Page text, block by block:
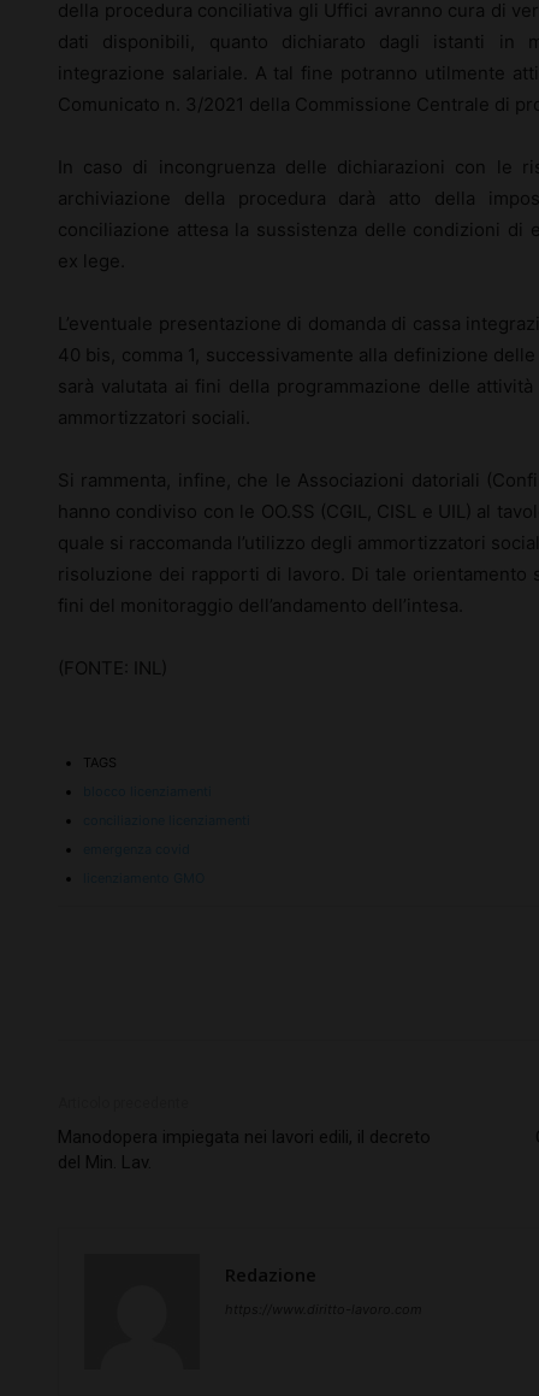
della procedura conciliativa gli Uffici avranno cura di
dati disponibili, quanto dichiarato dagli istanti in
integrazione salariale. A tal fine potranno utilmente
Comunicato n. 3/2021 della Commissione Centrale di
In caso di incongruenza delle dichiarazioni con le
archiviazione della procedura darà atto della
conciliazione attesa la sussistenza delle condizioni
ex lege.
L’eventuale presentazione di domanda di cassa
40 bis, comma 1, successivamente alla definizione
sarà valutata ai fini della programmazione delle
ammortizzatori sociali.
Si rammenta, infine, che le Associazioni datoriali
hanno condiviso con le OO.SS (CGIL, CISL e UIL) al
quale si raccomanda l’utilizzo degli ammortizzatori
risoluzione dei rapporti di lavoro. Di tale
fini del monitoraggio dell’andamento dell’intesa.
(FONTE: INL)
TAGS
Manodopera impiegata nei lavori edili, il decreto
del Min. Lav.
Redazione